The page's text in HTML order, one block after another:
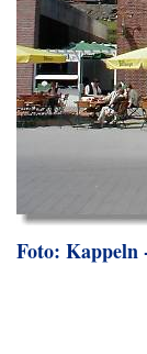
Foto: Kappeln